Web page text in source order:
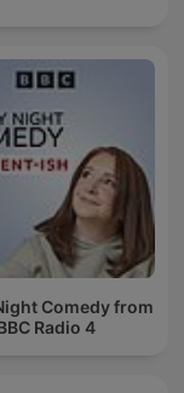
Comedy from
Radio 4